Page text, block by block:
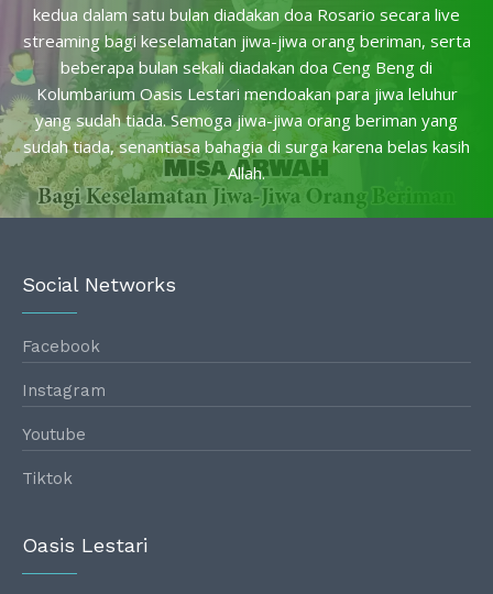
kedua dalam satu bulan diadakan doa Rosario secara live
streaming bagi keselamatan jiwa-jiwa orang beriman, serta
beberapa bulan sekali diadakan doa Ceng Beng di
Kolumbarium Oasis Lestari mendoakan para jiwa leluhur
yang sudah tiada. Semoga jiwa-jiwa orang beriman yang
sudah tiada, senantiasa bahagia di surga karena belas kasih
Allah.
Social Networks
Facebook
Instagram
Youtube
Tiktok
Oasis Lestari